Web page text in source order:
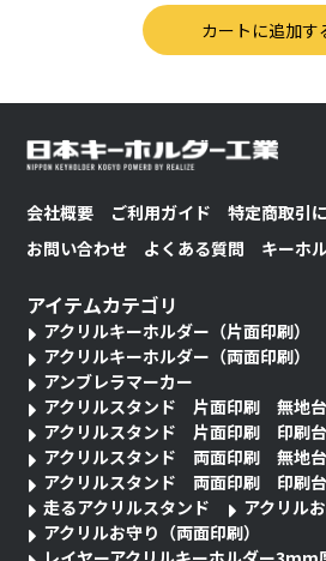
会社概要 ご利用ガイド 特定商取引
お問い合わせ
よくある質問 キーホ
アイテムカテゴリ
アクリルキーホルダー（片面印刷）
アクリルキーホルダー（両面印刷）
アンブレラマーカー
アクリルスタンド 片面印刷 無地
アクリルスタンド 片面印刷 印刷
アクリルスタンド 両面印刷 無地
アクリルスタンド 両面印刷 印刷
走るアクリルスタンド
アクリル
アクリルお守り（両面印刷）